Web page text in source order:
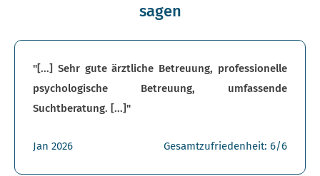
sagen
"[...] Sehr gute ärztliche Betreuung, professionelle
psychologische Betreuung, umfassende
Suchtberatung. [...]"
Jan 2026 Gesamtzufriedenheit: 6/6